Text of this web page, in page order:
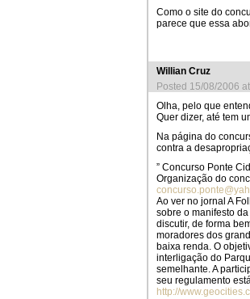
Como o site do
parece que essa
Willian Cruz
Posted 15/08/2006
Olha, pelo que
Quer dizer, até tem
Na página do
contra a
” Concurso Ponte
Organização do
Ao ver no jornal A
sobre o manifesto
discutir, de forma
moradores dos
baixa renda. O
interligação do
semelhante. A
seu regulamento
http://